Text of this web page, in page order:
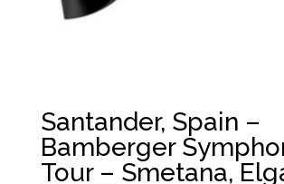
Santander, Spain –
Bamberger
Tour – Smetana,